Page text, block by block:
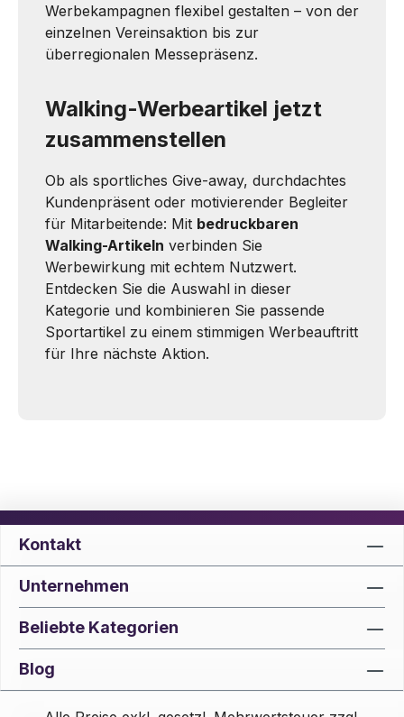
Werbekampagnen flexibel gestalten – von der
einzelnen Vereinsaktion bis zur
überregionalen Messepräsenz.
Walking-Werbeartikel jetzt
zusammenstellen
Ob als sportliches Give-away, durchdachtes
Kundenpräsent oder motivierender Begleiter
für Mitarbeitende: Mit bedruckbaren
Walking-Artikeln verbinden Sie
Werbewirkung mit echtem Nutzwert.
Entdecken Sie die Auswahl in dieser
Kategorie und kombinieren Sie passende
Sportartikel zu einem stimmigen Werbeauftritt
für Ihre nächste Aktion.
Kontakt
Unternehmen
Beliebte Kategorien
Blog